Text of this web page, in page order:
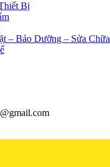
Bị
– Bảo Dưỡng – Sửa Chữa